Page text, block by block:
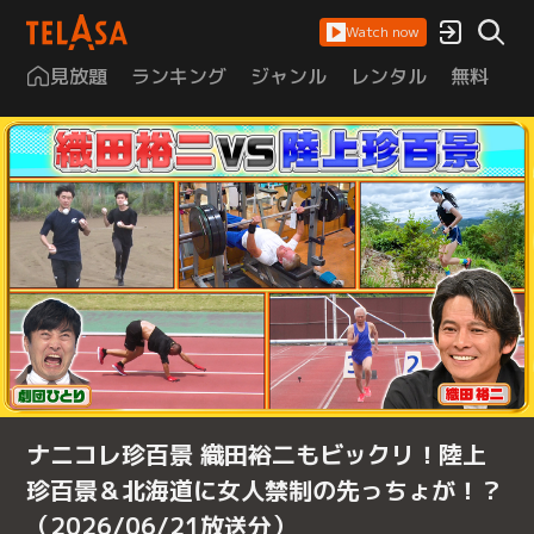
Watch now
見放題 ランキング ジャンル レンタル 無料
ナニコレ珍百景 織田裕二もビックリ！陸上
珍百景＆北海道に女人禁制の先っちょが！？
（2026/06/21放送分）